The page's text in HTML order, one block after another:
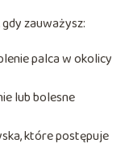
zauważysz:
palca w okolicy
lub bolesne
które postępuje